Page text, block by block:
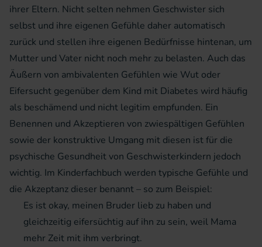
ihrer Eltern. Nicht selten nehmen Geschwister sich
selbst und ihre eigenen Gefühle daher automatisch
zurück und stellen ihre eigenen Bedürfnisse hintenan, um
Mutter und Vater nicht noch mehr zu belasten. Auch das
Äußern von ambivalenten Gefühlen wie Wut oder
Eifersucht gegenüber dem Kind mit Diabetes wird häufig
als beschämend und nicht legitim empfunden. Ein
Benennen und Akzeptieren von zwiespältigen Gefühlen
sowie der konstruktive Umgang mit diesen ist für die
psychische Gesundheit von Geschwisterkindern jedoch
wichtig. Im Kinderfachbuch werden typische Gefühle und
die Akzeptanz dieser benannt – so zum Beispiel:
Es ist okay, meinen Bruder lieb zu haben und
gleichzeitig eifersüchtig auf ihn zu sein, weil Mama
mehr Zeit mit ihm verbringt.